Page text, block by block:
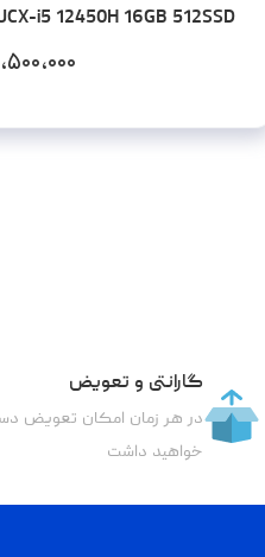
i5 12450H 16GB 512SSD
گارانتی و تعویض
در هر زمان امکان تعویض
خواهید داشت